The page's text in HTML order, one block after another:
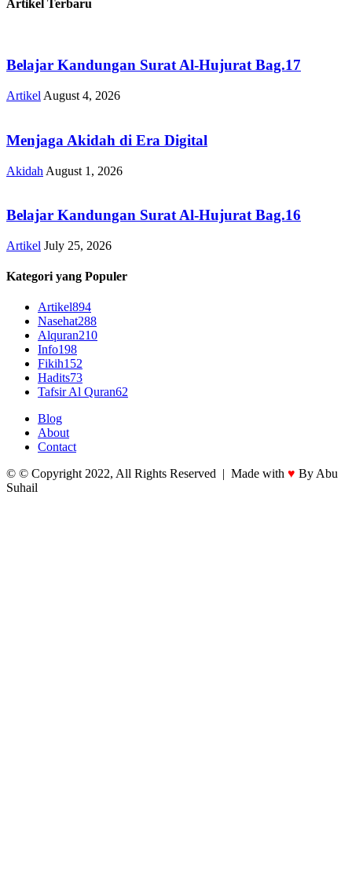
Artikel Terbaru
Belajar Kandungan Surat Al-Hujurat Bag.17
Artikel August 4, 2026
Menjaga Akidah di Era Digital
Akidah August 1, 2026
Belajar Kandungan Surat Al-Hujurat Bag.16
Artikel July 25, 2026
Kategori yang Populer
Artikel894
Nasehat288
Alquran210
Info198
Fikih152
Hadits73
Tafsir Al Quran62
Blog
About
Contact
© © Copyright 2022, All Rights Reserved | Made with ♥ By Abu
Suhail